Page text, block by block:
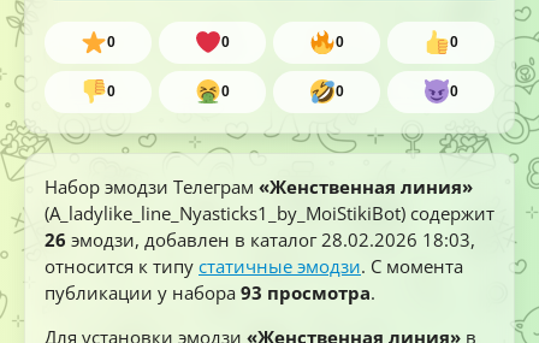
0 0 0 0
0 0 0 0
Набор эмодзи Телеграм «Женственная линия»
(A_ladylike_line_Nyasticks1_by_MoiStikiBot) содержит
26 эмодзи, добавлен в каталог 28.02.2026 18:03,
относится к типу статичные эмодзи. С момента
публикации у набора 93 просмотра.
Для установки эмодзи «Женственная линия» в